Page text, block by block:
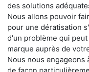
des solutions
Nous allons pouvoir
pour une dératisation
d'un problème qui
marque auprès de
Nous nous